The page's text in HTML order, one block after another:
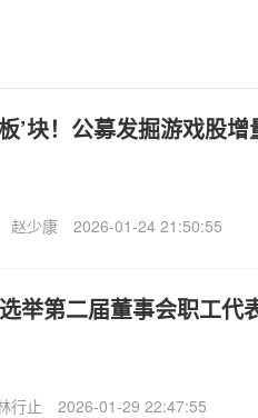
’块！公募发掘游戏股增
赵少康 2026-01-24 21:50:55
举第二届董事会职工代
行止 2026-01-29 22:47:55